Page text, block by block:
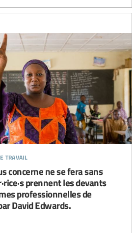
travail
concerne ne se fera sans
prennent les devants
professionnelles de
David Edwards.